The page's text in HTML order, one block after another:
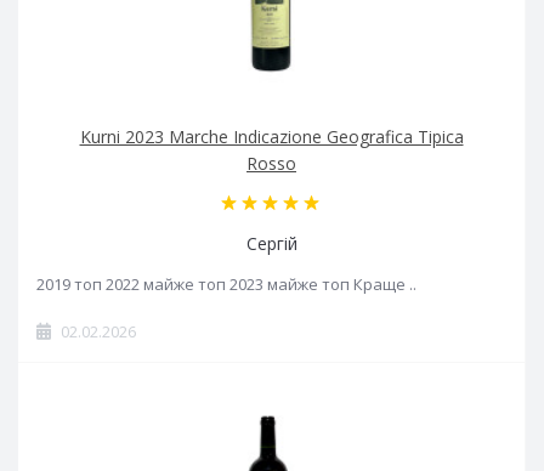
Kurni 2023 Marche Indicazione Geografica Tipica
Rosso
Сергій
2019 топ 2022 майже топ 2023 майже топ Краще ..
02.02.2026